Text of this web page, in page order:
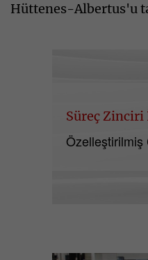
Hüttenes-Albertus'u
Süreç